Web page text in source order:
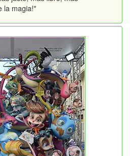
la magia!"